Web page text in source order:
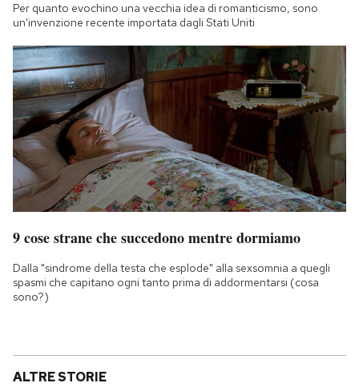
Per quanto evochino una vecchia idea di romanticismo, sono
un'invenzione recente importata dagli Stati Uniti
9 cose strane che succedono mentre dormiamo
Dalla "sindrome della testa che esplode" alla sexsomnia a quegli
spasmi che capitano ogni tanto prima di addormentarsi (cosa
sono?)
ALTRE STORIE